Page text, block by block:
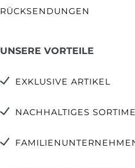
RÜCKSENDUNGEN
UNSERE VORTEILE
EXKLUSIVE ARTIKEL
NACHHALTIGES